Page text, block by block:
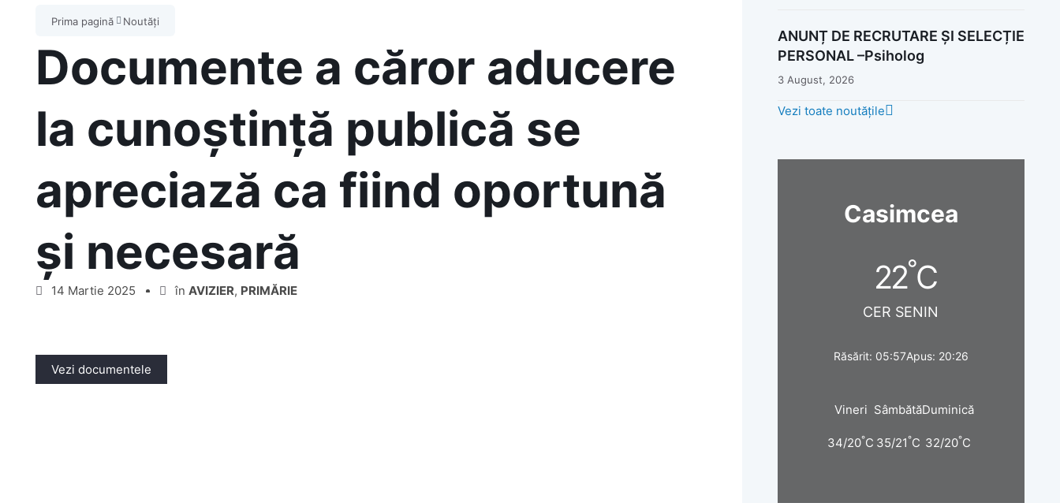
Prima pagină Noutăți
Documente a căror aducere
la cunoștință publică se
apreciază ca fiind oportună
și necesară
14 Martie 2025 în AVIZIER, PRIMĂRIE
Vezi documentele
ANUNȚ DE RECRUTARE ȘI SELECȚIE
PERSONAL –Psiholog
3 August, 2026
Vezi toate noutățile
Casimcea
22°C
CER SENIN
Răsărit: 05:57Apus: 20:26
Vineri
34/20°C
Sâmbătă
35/21°C
Duminică
32/20°C